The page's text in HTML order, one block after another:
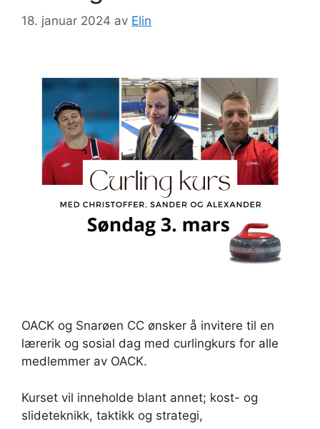
18. januar 2024 av Elin
OACK og Snarøen CC ønsker å invitere til en
lærerik og sosial dag med curlingkurs for alle
medlemmer av OACK.
Kurset vil inneholde blant annet; kost- og
slideteknikk, taktikk og strategi,